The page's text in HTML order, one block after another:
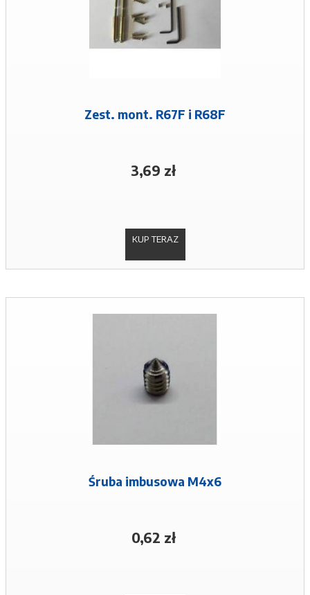
Zest. mont. R67F i R68F
3,69 zł
KUP TERAZ
Śruba imbusowa M4x6
0,62 zł